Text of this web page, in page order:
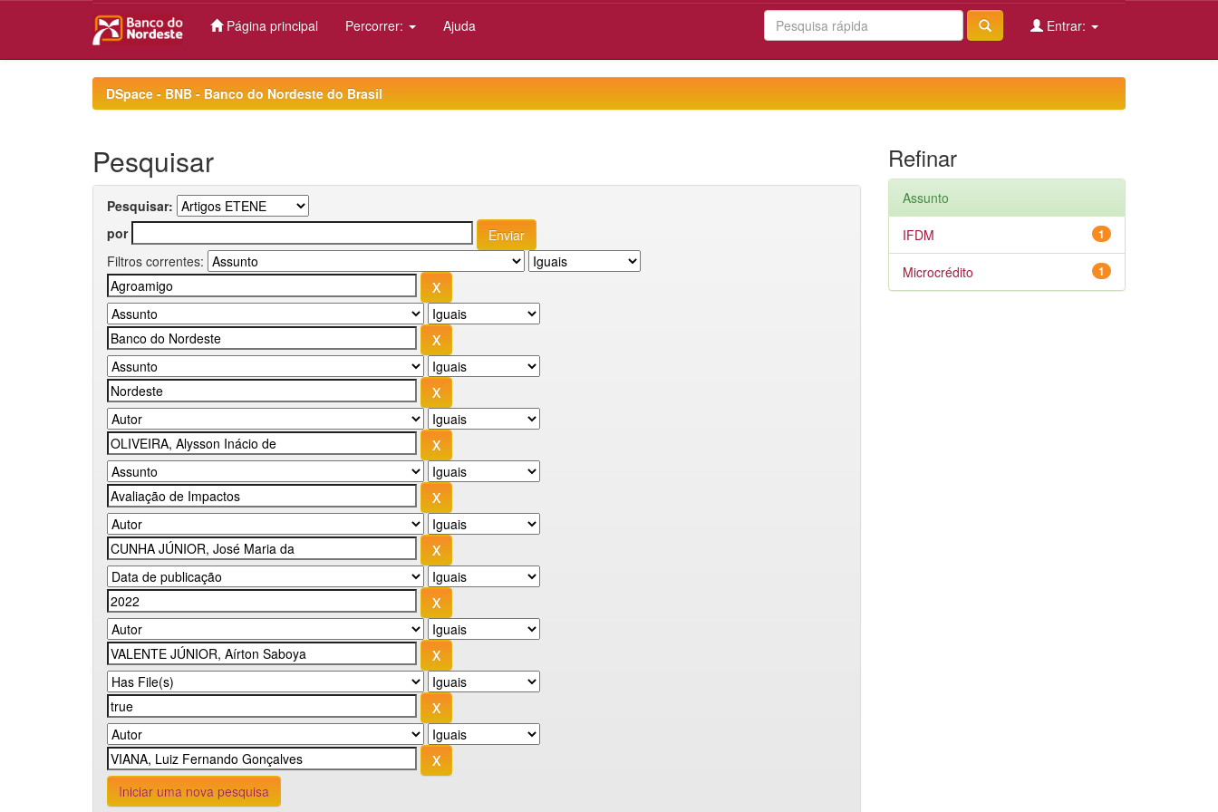
Página principal Percorrer: Ajuda Entrar:
DSpace - BNB - Banco do Nordeste do Brasil
Pesquisar
Pesquisar:
por
Filtros correntes:
Iniciar uma nova pesquisa
Refinar
Assunto
1
IFDM
1
Microcrédito